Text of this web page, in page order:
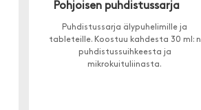
Pohjoisen puhdistussarja
Puhdistussarja älypuhelimille ja
tableteille. Koostuu kahdesta 30 ml: n
puhdistussuihkeesta ja
mikrokuituliinasta.